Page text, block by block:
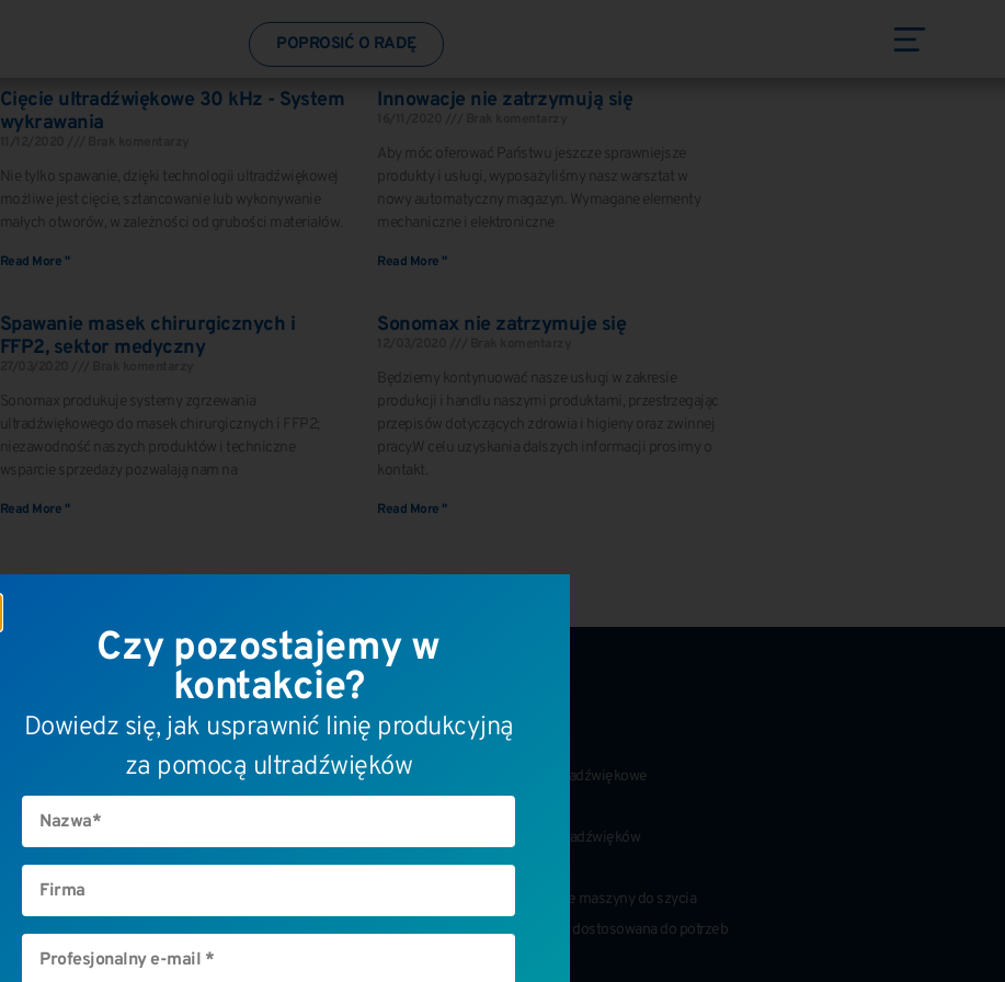
POPROSIĆ O RADĘ
Cięcie ultradźwiękowe 30 kHz - System
wykrawania
Nie tylko spawanie, dzięki technologii ultradźwiękowej
możliwe jest cięcie, sztancowanie lub wykonywanie
małych otworów, w zależności od grubości materiałów.
Read More "
Innowacje nie zatrzymują się
Aby móc oferować Państwu jeszcze sprawniejsze
produkty i usługi, wyposażyliśmy nasz warsztat w
nowy automatyczny magazyn. Wymagane elementy
mechaniczne i elektroniczne
Read More "
Spawanie masek chirurgicznych i
FFP2, sektor medyczny
Sonomax produkuje systemy zgrzewania
ultradźwiękowego do masek chirurgicznych i FFP2;
niezawodność naszych produktów i techniczne
wsparcie sprzedaży pozwalają nam na
Read More "
Sonomax nie zatrzymuje się
Będziemy kontynuować nasze usługi w zakresie
produkcji i handlu naszymi produktami, przestrzegając
przepisów dotyczących zdrowia i higieny oraz zwinnej
pracy.W celu uzyskania dalszych informacji prosimy o
kontakt.
Read More "
Sektory zastosowań
Automotive
Filtracja
termoplastyczne
Zgrzewarki ultradźwiękowe
Generatory ultradźwięków
Uchwyty
Ultradźwiękowe maszyny do szycia
Automatyzacja dostosowana do potrzeb
Czy pozostajemy w
kontakcie?
Dowiedz się, jak usprawnić linię produkcyjną
za pomocą ultradźwięków